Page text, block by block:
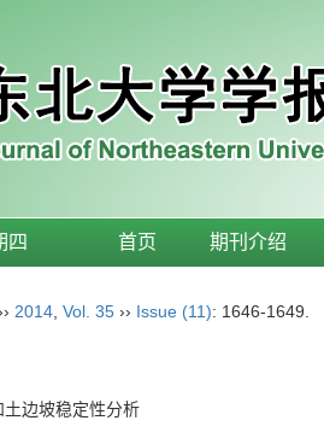
四 首页 期刊介绍
2014 Vol. 35 ›› Issue (11): 1646-1649.
边坡稳定性分析